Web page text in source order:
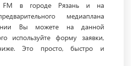
FM в городе Рязань и на
медиаплана
Вы можете на данной
используйте форму заявки,
Это просто, быстро и